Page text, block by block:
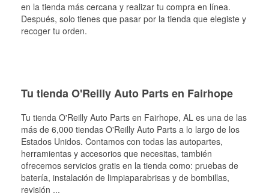
en la tienda más cercana y realizar tu compra en línea.
Después, solo tienes que pasar por la tienda que elegiste y
recoger tu orden.
Tu tienda O'Reilly Auto Parts en Fairhope
Tu tienda O'Reilly Auto Parts en Fairhope, AL es una de las
más de 6,000 tiendas O'Reilly Auto Parts a lo largo de los
Estados Unidos. Contamos con todas las autopartes,
herramientas y accesorios que necesitas, también
ofrecemos servicios gratis en la tienda como: pruebas de
batería, instalación de limpiaparabrisas y de bombillas,
revisión ...